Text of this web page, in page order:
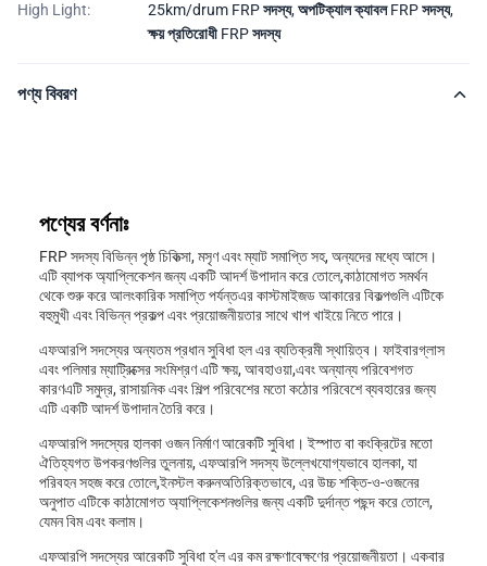
High Light:
25km/drum FRP সদস্য,অপটিক্যাল ক্যাবল FRP সদস্য,
ক্ষয় প্রতিরোধী FRP সদস্য
পণ্য বিবরণ
পণ্যের বর্ণনাঃ
FRP সদস্য বিভিন্ন পৃষ্ঠ চিকিত্সা, মসৃণ এবং ম্যাট সমাপ্তি সহ, অন্যদের মধ্যে আসে।
এটি ব্যাপক অ্যাপ্লিকেশন জন্য একটি আদর্শ উপাদান করে তোলে,কাঠামোগত সমর্থন
থেকে শুরু করে আলংকারিক সমাপ্তি পর্যন্তএর কাস্টমাইজড আকারের বিকল্পগুলি এটিকে
বহুমুখী এবং বিভিন্ন প্রকল্প এবং প্রয়োজনীয়তার সাথে খাপ খাইয়ে নিতে পারে।
এফআরপি সদস্যের অন্যতম প্রধান সুবিধা হল এর ব্যতিক্রমী স্থায়িত্ব। ফাইবারগ্লাস
এবং পলিমার ম্যাট্রিক্সের সংমিশ্রণ এটি ক্ষয়, আবহাওয়া,এবং অন্যান্য পরিবেশগত
কারণএটি সমুদ্র, রাসায়নিক এবং শিল্প পরিবেশের মতো কঠোর পরিবেশে ব্যবহারের জন্য
এটি একটি আদর্শ উপাদান তৈরি করে।
এফআরপি সদস্যের হালকা ওজন নির্মাণ আরেকটি সুবিধা। ইস্পাত বা কংক্রিটের মতো
ঐতিহ্যগত উপকরণগুলির তুলনায়, এফআরপি সদস্য উল্লেখযোগ্যভাবে হালকা, যা
পরিবহন সহজ করে তোলে,ইনস্টল করুনঅতিরিক্তভাবে, এর উচ্চ শক্তি-ও-ওজনের
অনুপাত এটিকে কাঠামোগত অ্যাপ্লিকেশনগুলির জন্য একটি দুর্দান্ত পছন্দ করে তোলে,
যেমন বিম এবং কলাম।
এফআরপি সদস্যের আরেকটি সুবিধা হ'ল এর কম রক্ষণাবেক্ষণের প্রয়োজনীয়তা। একবার